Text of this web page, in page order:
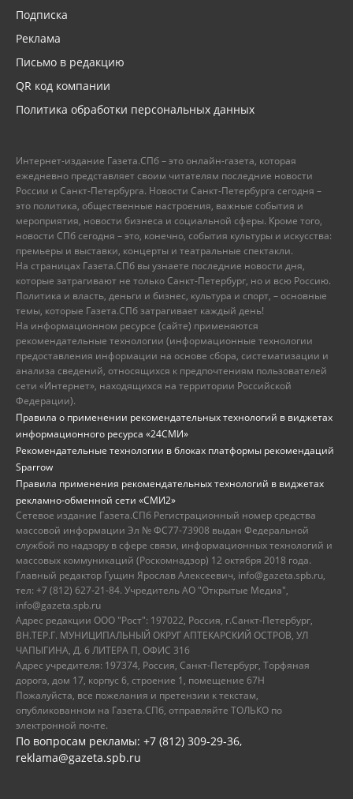
Подписка
Реклама
Письмо в редакцию
QR код компании
Политика обработки персональных данных
Интернет-издание Газета.СПб – это онлайн-газета, которая
ежедневно представляет своим читателям последние новости
России и Санкт-Петербурга. Новости Санкт-Петербурга сегодня –
это политика, общественные настроения, важные события и
мероприятия, новости бизнеса и социальной сферы. Кроме того,
новости СПб сегодня – это, конечно, события культуры и искусства:
премьеры и выставки, концерты и театральные спектакли.
На страницах Газета.СПб вы узнаете последние новости дня,
которые затрагивают не только Санкт-Петербург, но и всю Россию.
Политика и власть, деньги и бизнес, культура и спорт, – основные
темы, которые Газета.СПб затрагивает каждый день!
На информационном ресурсе (сайте) применяются
рекомендательные технологии (информационные технологии
предоставления информации на основе сбора, систематизации и
анализа сведений, относящихся к предпочтениям пользователей
сети «Интернет», находящихся на территории Российской
Федерации).
Правила о применении рекомендательных технологий в виджетах
информационного ресурса «24СМИ»
Рекомендательные технологии в блоках платформы рекомендаций
Sparrow
Правила применения рекомендательных технологий в виджетах
рекламно-обменной сети «СМИ2»
Сетевое издание Газета.СПб Регистрационный номер средства
массовой информации Эл № ФС77-73908 выдан Федеральной
службой по надзору в сфере связи, информационных технологий и
массовых коммуникаций (Роскомнадзор) 12 октября 2018 года.
Главный редактор Гущин Ярослав Алексеевич, info@gazeta.spb.ru,
тел: +7 (812) 627-21-84. Учредитель АО "Открытые Медиа",
info@gazeta.spb.ru
Адрес редакции ООО "Рост": 197022, Россия, г.Санкт-Петербург,
ВН.ТЕР.Г. МУНИЦИПАЛЬНЫЙ ОКРУГ АПТЕКАРСКИЙ ОСТРОВ, УЛ
ЧАПЫГИНА, Д. 6 ЛИТЕРА П, ОФИС 316
Адрес учредителя: 197374, Россия, Санкт-Петербург, Торфяная
дорога, дом 17, корпус 6, строение 1, помещение 67Н
Пожалуйста, все пожелания и претензии к текстам,
опубликованном на Газета.СПб, отправляйте ТОЛЬКО по
электронной почте.
По вопросам рекламы: +7 (812) 309-29-36,
reklama@gazeta.spb.ru